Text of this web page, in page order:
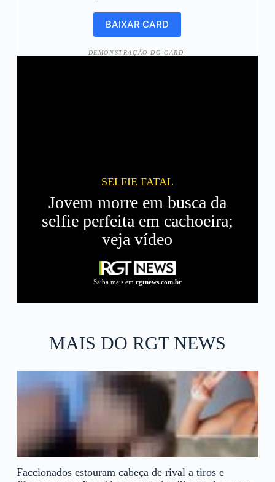
DEMONSTRAÇÃO DO CARD:
SELFIE FATAL
Jovem morre em busca da
selfie perfeita em cachoeira;
veja vídeo
Saiba mais em rgtnews.com.br
MAIS DO RGT NEWS
Faccionados estouram cabeça de rival a tiros e